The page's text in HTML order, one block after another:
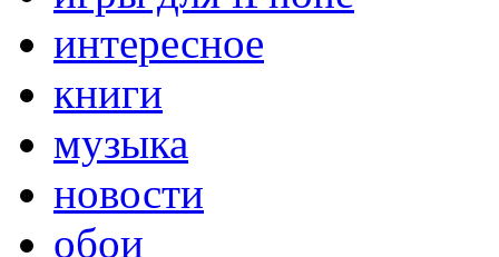
интересное
книги
музыка
новости
обои